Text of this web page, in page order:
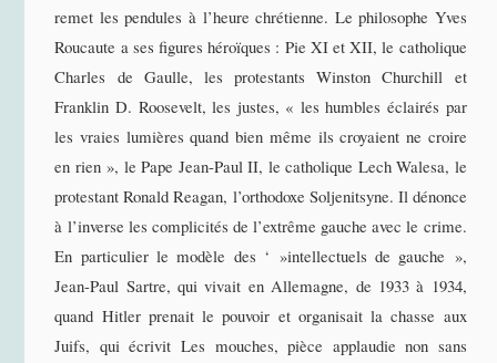
remet les pendules à l’heure chrétienne. Le philosophe Yves
Roucaute a ses figures héroïques : Pie XI et XII, le catholique
Charles de Gaulle, les protestants Winston Churchill et
Franklin D. Roosevelt, les justes, « les humbles éclairés par
les vraies lumières quand bien même ils croyaient ne croire
en rien », le Pape Jean-Paul II, le catholique Lech Walesa, le
protestant Ronald Reagan, l’orthodoxe Soljenitsyne. Il dénonce
à l’inverse les complicités de l’extrême gauche avec le crime.
En particulier le modèle des ‘ »intellectuels de gauche »,
Jean-Paul Sartre, qui vivait en Allemagne, de 1933 à 1934,
quand Hitler prenait le pouvoir et organisait la chasse aux
Juifs, qui écrivit Les mouches, pièce applaudie non sans